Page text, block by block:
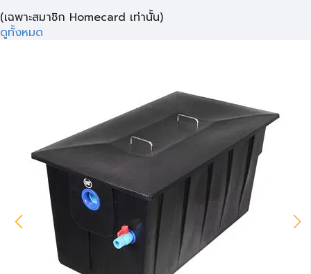
(เฉพาะสมาชิก Homecard เท่านั้น)
ดูทั้งหมด